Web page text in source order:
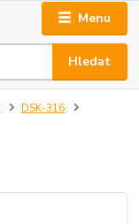
Menu
Hledat
DSK-316